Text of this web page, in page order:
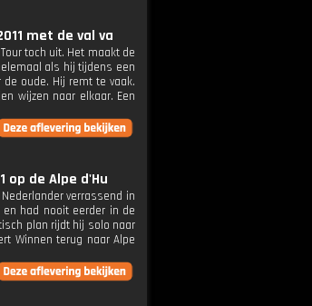
met de val va
toch uit. Het maakt de
als hij tijdens een
oude. Hij remt te vaak.
wijzen naar elkaar. Een
op de Alpe d'Hu
verrassend in
had nooit eerder in de
plan rijdt hij solo naar
Winnen terug naar Alpe